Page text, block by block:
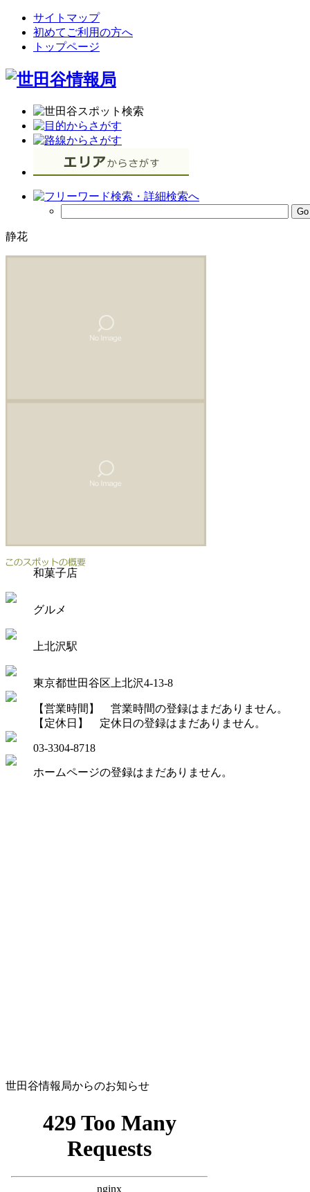
サイトマップ
初めてご利用の方へ
トップページ
静花
和菓子店
グルメ
上北沢駅
東京都世田谷区上北沢4-13-8
【営業時間】 営業時間の登録はまだありません。
【定休日】 定休日の登録はまだありません。
03-3304-8718
ホームページの登録はまだありません。
世田谷情報局からのお知らせ